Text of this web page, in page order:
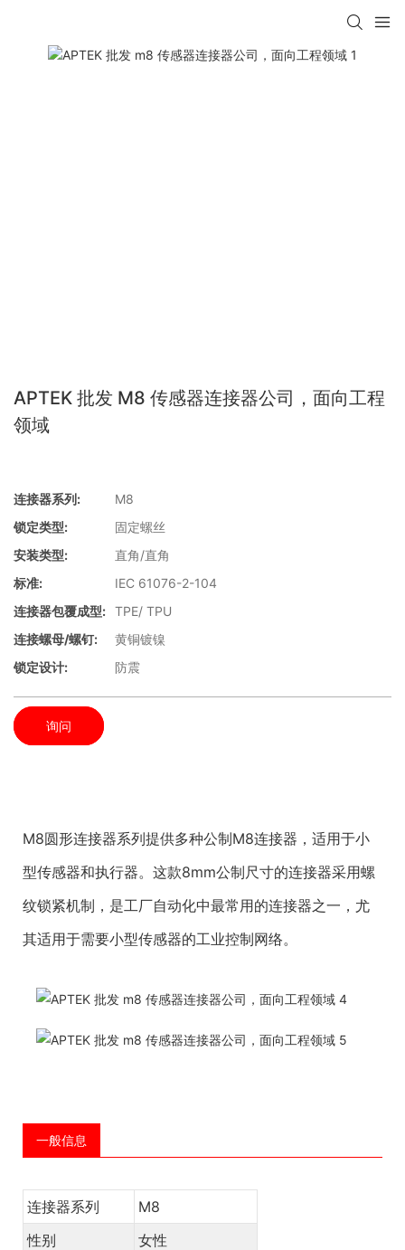
APTEK 批发 M8 传感器连接器公司，面向工程
领域
连接器系列:
M8
锁定类型:
固定螺丝
安装类型:
直角/直角
标准:
IEC 61076-2-104
连接器包覆成型: TPE/ TPU
连接螺母/螺钉:
黄铜镀镍
锁定设计:
防震
询问
M8圆形连接器系列提供多种公制M8连接器，适用于小
型传感器和执行器。这款8mm公制尺寸的连接器采用螺
纹锁紧机制，是工厂自动化中最常用的连接器之一，尤
其适用于需要小型传感器的工业控制网络。
一般信息
连接器系列
M8
性别
女性